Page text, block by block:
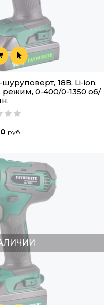
18В, Li-ion,
0-400/0-1350 об/
руб.